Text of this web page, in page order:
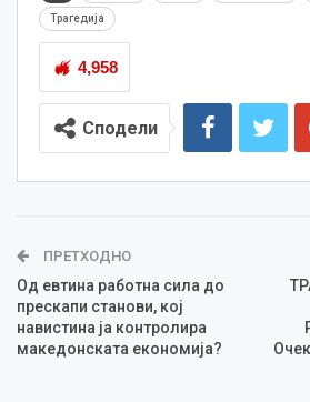
Трагедија
4,958
Сподели
ПРЕТХОДНО
Од евтина работна сила до
прескапи станови, кој
навистина ја контролира
македонската економија?